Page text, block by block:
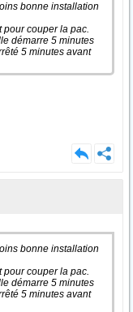
bonne installation
pour couper la pac.
démarre 5 minutes
5 minutes avant
bonne installation
pour couper la pac.
démarre 5 minutes
5 minutes avant